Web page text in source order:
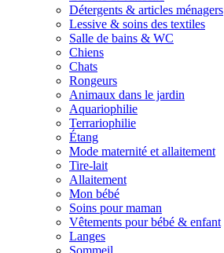
Détergents & articles ménagers
Lessive & soins des textiles
Salle de bains & WC
Chiens
Chats
Rongeurs
Animaux dans le jardin
Aquariophilie
Terrariophilie
Étang
Mode maternité et allaitement
Tire-lait
Allaitement
Mon bébé
Soins pour maman
Vêtements pour bébé & enfant
Langes
Sommeil